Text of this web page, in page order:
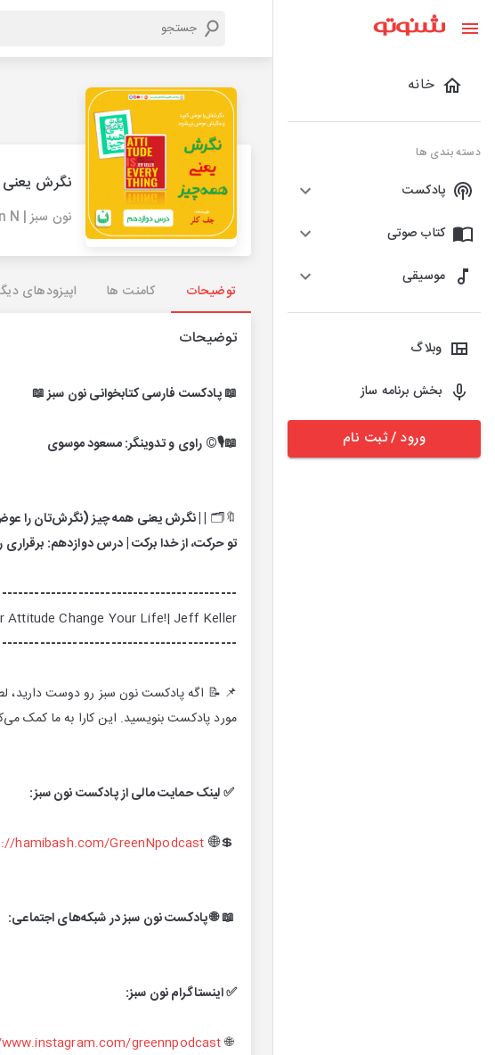
خانه
دسته بندی ها
پادکست
کتاب صوتی
موسیقی
وبلاگ
بخش برنامه ساز
ورود / ثبت نام
نگرش
نون سبز | Green N | پادکست فارسی کتابخوانی نون سبز
توضیحات کامنت ها اپیزودهای
توضیحات
📖 پادکست فارسی کتابخوانی نون سبز 📖
📖🎙©️ راوی و تدوینگر: مسعود موسوی
🔖🗂 | | نگرش یعنی همه چیز (نگرش‌تان را
تو حرکت، از خدا برکت | درس دوازدهم: برقراری
Attitude Change Your Life!| Jeff Keller
📌 📝 اگه پادکست نون سبز رو دوست دارید،
مورد پادکست بنویسید. این کارا به ما کمک
✅ لینک حمایت مالی از پادکست نون سبز‌:
💲🌐
hamibash.com/GreenNpodcast
📖 🌐 پادکست نون سبز در شبکه‌های اجتماعی:
✅ اینستاگرام نون سبز:
🌐
greennpodcast/